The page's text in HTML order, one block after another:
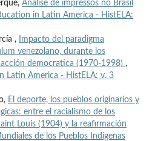
Análise de impressos no Brasil
in Latin America - HistELA:
,
Impacto del paradigma
venezolano, durante los
democratica (1970-1998) ,
Latin America - HistELA: v. 3
El deporte, los pueblos originarios y
entre el racialismo de los
Louis (1904) y la reafirmación
de los Pueblos Indígenas